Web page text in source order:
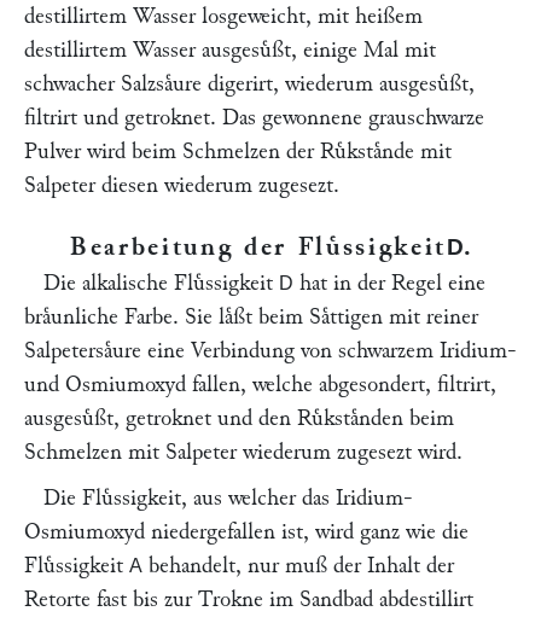
destillirtem Wasser losgeweicht, mit heißem
destillirtem Wasser ausgesuͤßt, einige Mal mit
schwacher Salzsaͤure digerirt, wiederum ausgesuͤßt,
filtrirt und getroknet. Das gewonnene grauschwarze
Pulver wird beim Schmelzen der Ruͤkstaͤnde mit
Salpeter diesen wiederum zugesezt.
Bearbeitung der FluͤssigkeitD.
Die alkalische Fluͤssigkeit D hat in der Regel eine
braͤunliche Farbe. Sie laͤßt beim Saͤttigen mit reiner
Salpetersaͤure eine Verbindung von schwarzem Iridium-
und Osmiumoxyd fallen, welche abgesondert, filtrirt,
ausgesuͤßt, getroknet und den Ruͤkstaͤnden beim
Schmelzen mit Salpeter wiederum zugesezt wird.
Die Fluͤssigkeit, aus welcher das Iridium-
Osmiumoxyd niedergefallen ist, wird ganz wie die
Fluͤssigkeit A behandelt, nur muß der Inhalt der
Retorte fast bis zur Trokne im Sandbad abdestillirt